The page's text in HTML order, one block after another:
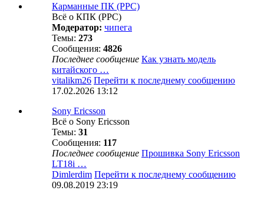
Карманные ПК (PPC)
Всё о КПК (PPC)
Модератор: чипега
Темы: 273
Сообщения: 4826
Последнее сообщение Как узнать модель
китайского …
vitalikm26 Перейти к последнему сообщению
17.02.2026 13:12
Sony Ericsson
Всё о Sony Ericsson
Темы: 31
Сообщения: 117
Последнее сообщение Прошивка Sony Ericsson
LT18i …
Dimlerdim Перейти к последнему сообщению
09.08.2019 23:19